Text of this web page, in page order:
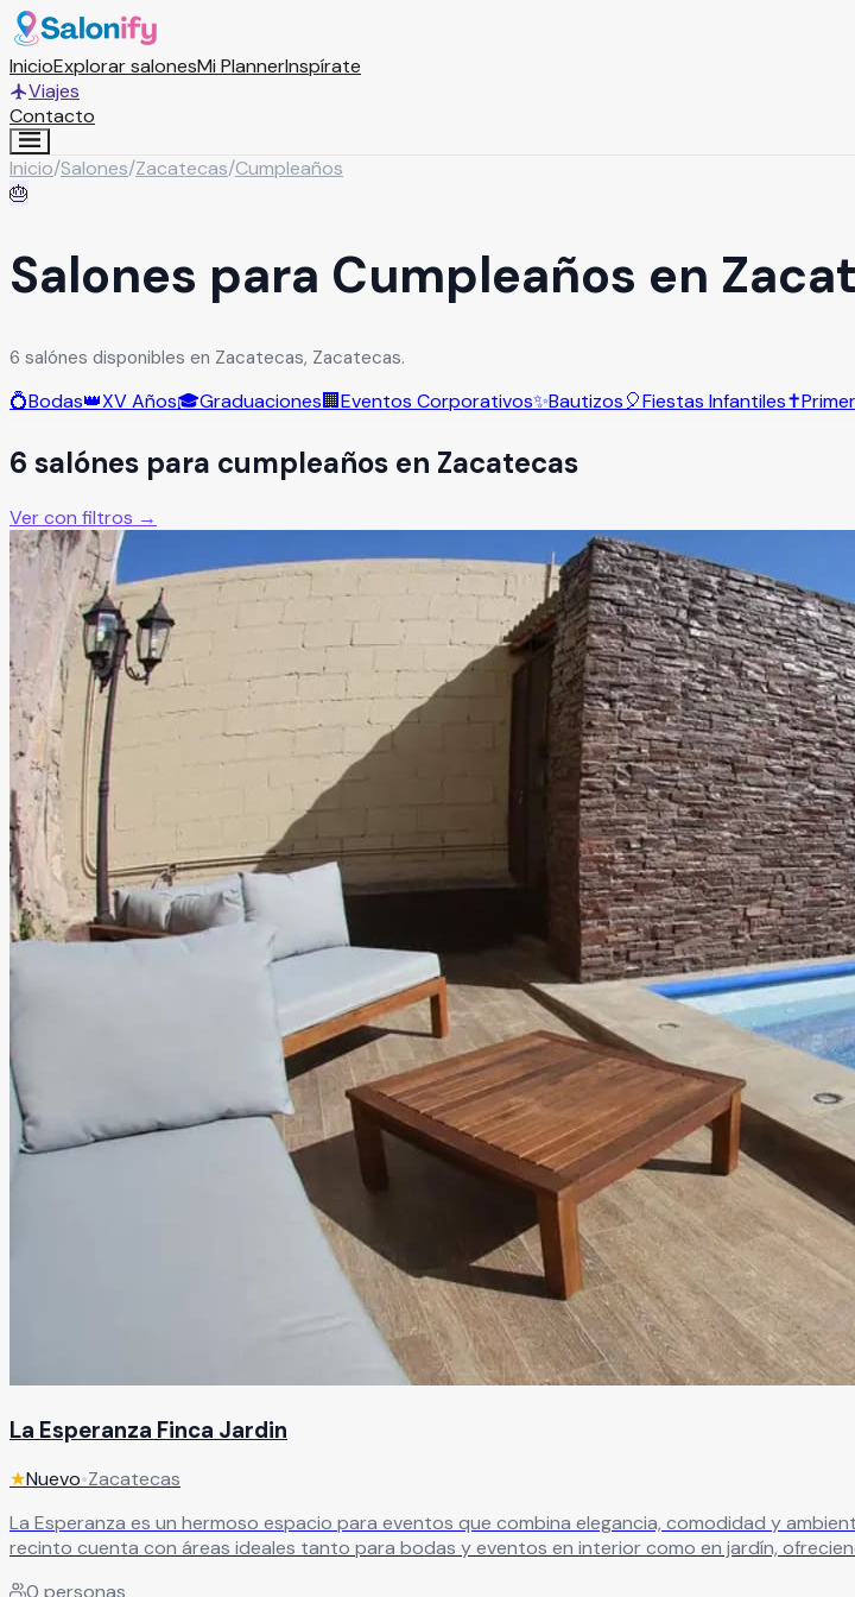
InicioExplorar salonesMi PlannerInspírate
Viajes
Contacto
Inicio/Salones/Zacatecas/Cumpleaños
🎂
Salones para Cumpleaños en
6 salónes disponibles en Zacatecas, Zacatecas.
💍Bodas👑XV Años🎓Graduaciones🏢Eventos Corporativos✨Bautizos🎈Fiestas Infantiles✝️
6 salónes para cumpleaños en Zacatecas
Ver con filtros →
La Esperanza Finca Jardin
★Nuevo•Zacatecas
La Esperanza es un hermoso espacio para eventos que combina elegancia, comodidad y ambientes
recinto cuenta con áreas ideales tanto para bodas y eventos en interior como en jardín,